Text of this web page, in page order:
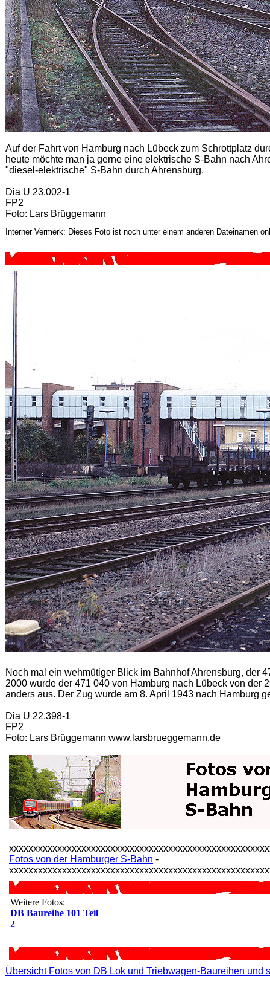
Auf der Fahrt von Hamburg nach Lübeck zum Schrottplatz
heute möchte man ja gerne eine elektrische S-Bahn nach
"diesel-elektrische" S-Bahn durch Ahrensburg.
Dia U 23.002-1
FP2
Foto: Lars Brüggemann
Interner Vermerk: Dieses Foto ist noch unter einem anderen Dateinamen
Noch mal ein wehmütiger Blick im Bahnhof Ahrensburg, der
2000 wurde der 471 040 von Hamburg nach Lübeck von der
anders aus. Der Zug wurde am 8. April 1943 nach Hamburg
Dia U 22.398-1
FP2
Foto: Lars Brüggemann www.larsbrueggemann.de
Fotos von der Hamburger S-Bahn -
Weitere Fotos:
DB Baureihe 101 Teil
2
Übersicht Fotos von DB Lok und Triebwagen-Baureihen und